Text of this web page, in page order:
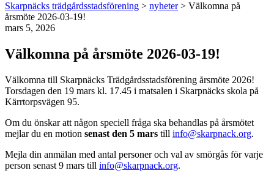
Skarpnäcks trädgårdsstadsförening > nyheter> Välkomna på
årsmöte 2026-03-19!
mars 5, 2026
Välkomna på årsmöte 2026-03-19!
Välkomna till Skarpnäcks Trädgårdsstadsförening årsmöte 2026!
Torsdagen den 19 mars kl. 17.45 i matsalen i Skarpnäcks skola på
Kärrtorpsvägen 95.
Om du önskar att någon speciell fråga ska behandlas på årsmötet
mejlar du en motion senast den 5 mars till info@skarpnack.org.
Mejla din anmälan med antal personer och val av smörgås för varje
person senast 9 mars till info@skarpnack.org.